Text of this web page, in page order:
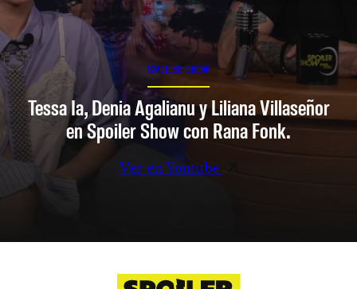
SPOILER SHOW
Tessa Ia, Denia Agalianu y Liliana Villaseñor
en Spoiler Show con Rana Fonk.
Ver en Youtube